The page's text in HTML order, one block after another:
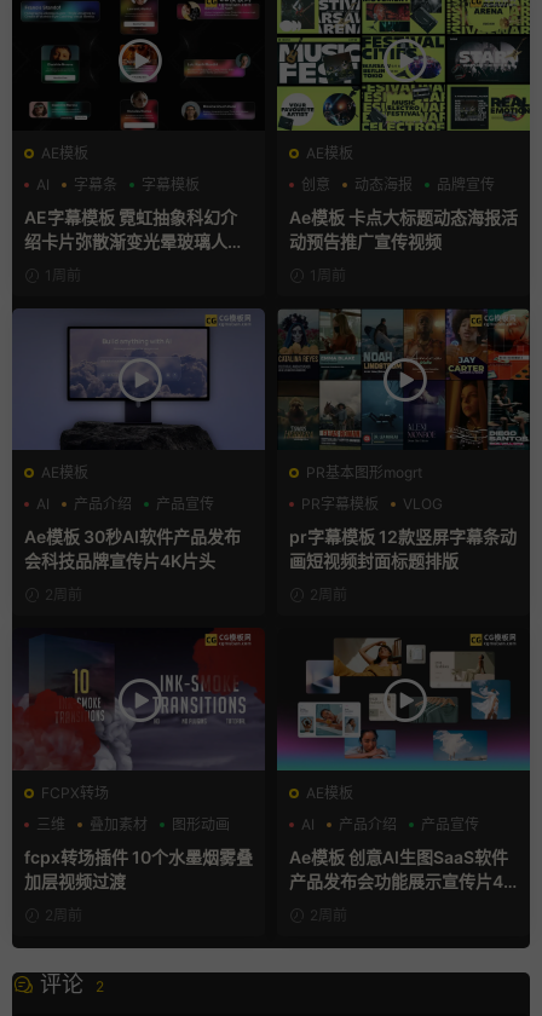
AE模板
AI
字幕条 字幕模板
AE字幕模板 霓虹抽象科幻介
绍卡片弥散渐变光晕玻璃人名
1周前
AE模板
创意
动态海报 品牌宣传
Ae模板 卡点大标题动态海报活
动预告推广宣传视频
1周前
AE模板
AI
产品介绍 产品宣传
Ae模板 30秒AI软件产品发布
会科技品牌宣传片4K片头
2周前
PR基本图形mogrt
PR字幕模板
VLOG
人物介绍
pr字幕模板 12款竖屏字幕条动
画短视频封面标题排版
2周前
FCPX转场
三维
叠加素材 图形动画
fcpx转场插件 10个水墨烟雾叠
加层视频过渡
2周前
AE模板
AI
产品介绍 产品宣传
Ae模板 创意AI生图SaaS软件
产品发布会功能展示宣传片4K
片头2周前
评论 2